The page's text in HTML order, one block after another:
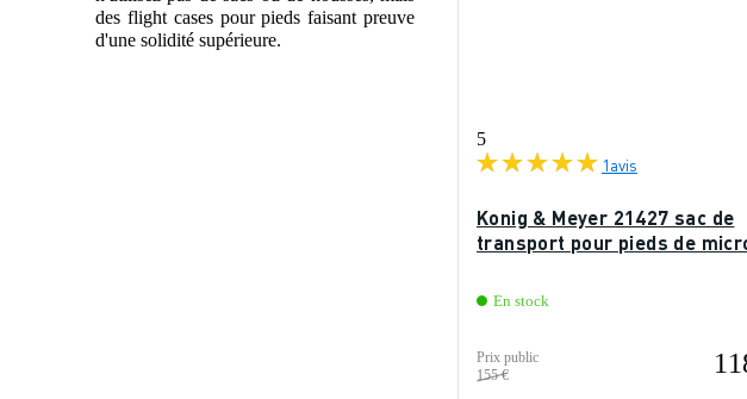
des flight cases pour pieds faisant preuve
d'une solidité supérieure.
5
1avis
Konig & Meyer 21427 sac de
transport pour pieds de
En stock
Prix public
155 €